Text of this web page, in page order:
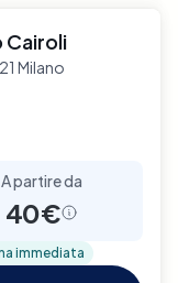
Cairoli
Milano
A partire da
40€
immediata